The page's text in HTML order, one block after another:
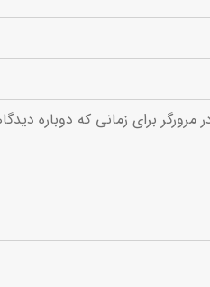
مرورگر برای زمانی که دوباره